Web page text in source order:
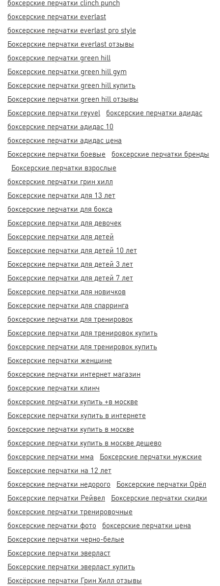
боксерские перчатки clinch punch
боксерские перчатки everlast
боксерские перчатки everlast pro style
Боксерские перчатки everlast отзывы
боксерские перчатки green hill
Боксерские перчатки green hill gym
Боксерские перчатки green hill купить
Боксерские перчатки green hill отзывы
Боксерские перчатки reyvel
боксерские перчатки адидас
боксерские перчатки адидас 10
боксерские перчатки адидас цена
Боксерские перчатки боевые
боксерские перчатки бренды
Боксерские перчатки взрослые
боксерские перчатки грин хилл
Боксерские перчатки для 13 лет
боксерские перчатки для бокса
Боксерские перчатки для девочек
Боксерские перчатки для детей
Боксерские перчатки для детей 10 лет
Боксерские перчатки для детей 3 лет
Боксерские перчатки для детей 7 лет
Боксерские перчатки для новичков
Боксерские перчатки для спарринга
боксерские перчатки для тренировок
Боксерские перчатки для тренировок купить
боксерские перчатки для тренировок купить
Боксерские перчатки женщине
боксерские перчатки интернет магазин
боксерские перчатки клинч
боксерские перчатки купить +в москве
Боксерские перчатки купить в интернете
боксерские перчатки купить в москве
боксерские перчатки купить в москве дешево
боксерские перчатки мма
Боксерские перчатки мужские
Боксерские перчатки на 12 лет
боксерские перчатки недорого
Боксерские перчатки Орёл
Боксерские перчатки Рейвел
Боксерские перчатки скидки
боксерские перчатки тренировочные
боксерские перчатки фото
боксерские перчатки цена
Боксерские перчатки черно-белые
Боксерские перчатки эверласт
Боксерские перчатки эверласт купить
Боксёрские перчатки Грин Хилл отзывы